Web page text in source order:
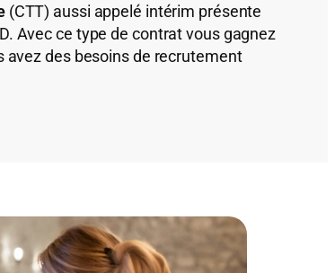
(CTT) aussi appelé intérim présente
Avec ce type de contrat vous gagnez
des besoins de recrutement